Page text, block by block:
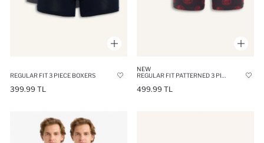
REGULAR FIT 3 PIECE BOXERS
399.99 TL
NEW
499.99 TL